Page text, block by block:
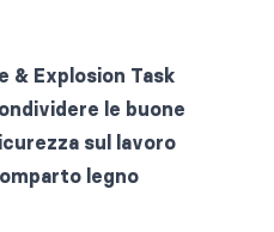
& Explosion Task
le buone
sul lavoro
legno